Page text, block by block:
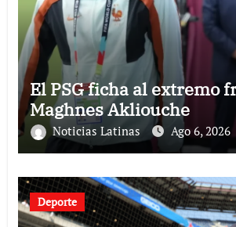
El PSG ficha al extremo
Maghnes Akliouche
Noticias Latinas Ago 6, 2026
Deporte